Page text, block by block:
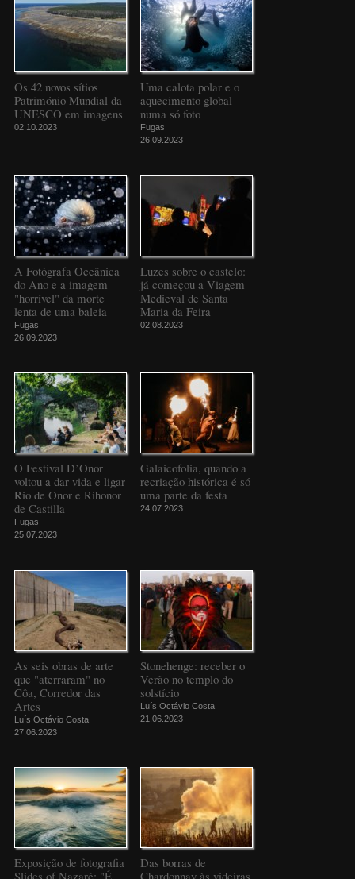
Os 42 novos sítios
Património Mundial da
UNESCO em imagens
02.10.2023
Uma calota polar e o
aquecimento global
numa só foto
Fugas
26.09.2023
A Fotógrafa Oceânica
do Ano e a imagem
"horrível" da morte
lenta de uma baleia
Fugas
26.09.2023
Luzes sobre o castelo:
já começou a Viagem
Medieval de Santa
Maria da Feira
02.08.2023
O Festival D’Onor
voltou a dar vida e ligar
Rio de Onor e Rihonor
de Castilla
Fugas
25.07.2023
Galaicofolia, quando a
recriação histórica é só
uma parte da festa
24.07.2023
As seis obras de arte
que "aterraram" no
Côa, Corredor das
Artes
Luís Octávio Costa
27.06.2023
Stonehenge: receber o
Verão no templo do
solstício
Luís Octávio Costa
21.06.2023
Exposição de fotografia
Das borras de